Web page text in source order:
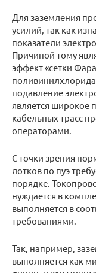
Для заземления
усилий, так как
показатели
Причиной тому
эффект «сетки
подавление
является широкое
кабельных трасс
операторами.
С точки зрения
лотков по пуэ
порядке.
нуждается в
выполняется в
требованиями.
Так, например,
выполняется как